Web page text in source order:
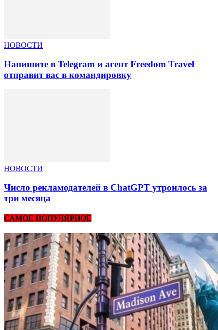
НОВОСТИ
Напишите в Telegram и агент Freedom Travel
отправит вас в командировку
НОВОСТИ
Число рекламодателей в ChatGPT утроилось за
три месяца
САМОЕ ПОПУЛЯРНОЕ